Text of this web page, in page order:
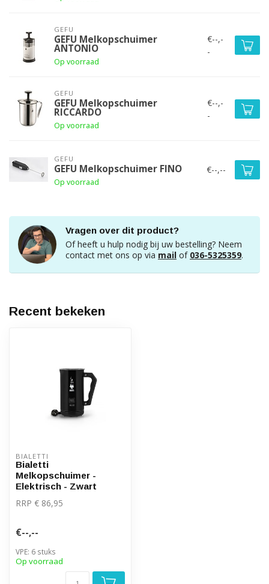
GEFU
GEFU Melkopschuimer
ANTONIO
Op voorraad
€--,-
-
GEFU
GEFU Melkopschuimer
RICCARDO
Op voorraad
€--,-
-
GEFU
GEFU Melkopschuimer FINO
Op voorraad
€--,--
Vragen over dit product?
Of heeft u hulp nodig bij uw bestelling? Neem
contact met ons op via mail of 036-5325359.
Recent bekeken
BIALETTI
Bialetti
Melkopschuimer -
Elektrisch - Zwart
RRP € 86,95
€--,--
VPE: 6 stuks
Op voorraad